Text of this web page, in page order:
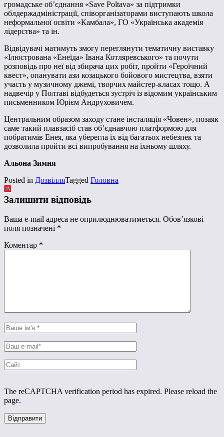
громадське об’єднання «Save Poltava» за підтримки
облдержадміністрації, співорганізаторами виступають школа
неформальної освіти «Камбала», ГО «Українська академія
лідерства» та ін.
Відвідувачі матимуть змогу переглянути тематичну виставку
«Ілюстрована «Енеїда» Івана Котляревського» та почути
розповідь про неї від збирача цих робіт, пройти «Героїчний
квест», опанувати ази козацького бойового мистецтва, взяти
участь у музичному джемі, творчих майстер-класах тощо. А
надвечір у Полтаві відбудеться зустріч із відомим українським
письменником Юрієм Андруховичем.
Центральним образом заходу стане інсталяція «Човен», позаяк
саме такий плавзасіб став об’єднавчою платформою для
побратимів Енея, яка уберегла їх від багатьох небезпек та
дозволила пройти всі випробування на їхньому шляху.
Альона Зимня
Posted in ДозвілляTagged Головна
Залишити відповідь
Ваша e-mail адреса не оприлюднюватиметься. Обов’язкові
поля позначені *
Коментар *
The reCAPTCHA verification period has expired. Please reload the
page.